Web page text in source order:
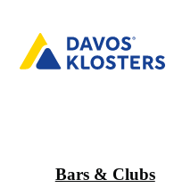
Bars & Clubs